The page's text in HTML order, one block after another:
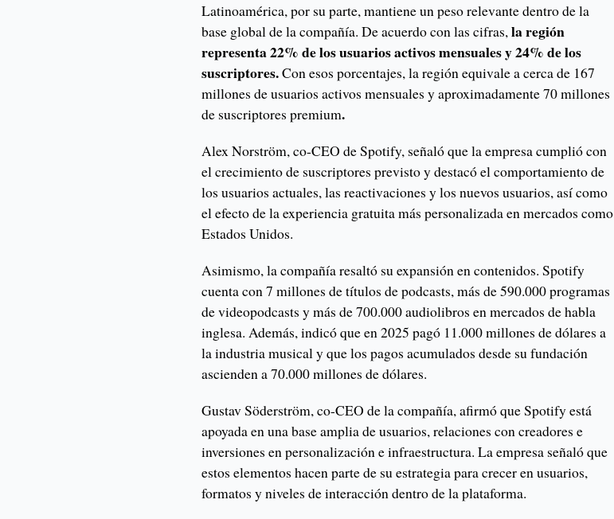
Latinoamérica, por su parte, mantiene un peso relevante dentro de la
base global de la compañía. De acuerdo con las cifras,la región
representa 22% de los usuarios activos mensuales y 24% de los
suscriptores.Con esos porcentajes, la región equivale a cerca de 167
millones de usuarios activos mensuales y aproximadamente 70 millones
de suscriptores premium.
Alex Norström, co-CEO de Spotify, señaló que la empresa cumplió con
el crecimiento de suscriptores previsto y destacó el comportamiento de
los usuarios actuales, las reactivaciones y los nuevos usuarios, así como
el efecto de la experiencia gratuita más personalizada en mercados como
Estados Unidos.
Asimismo, la compañía resaltó su expansión en contenidos. Spotify
cuenta con 7 millones de títulos de podcasts, más de 590.000 programas
de videopodcasts y más de 700.000 audiolibros en mercados de habla
inglesa. Además, indicó que en 2025 pagó 11.000 millones de dólares a
la industria musical y que los pagos acumulados desde su fundación
ascienden a 70.000 millones de dólares.
Gustav Söderström, co-CEO de la compañía, afirmó que Spotify está
apoyada en una base amplia de usuarios, relaciones con creadores e
inversiones en personalización e infraestructura. La empresa señaló que
estos elementos hacen parte de su estrategia para crecer en usuarios,
formatos y niveles de interacción dentro de la plataforma.